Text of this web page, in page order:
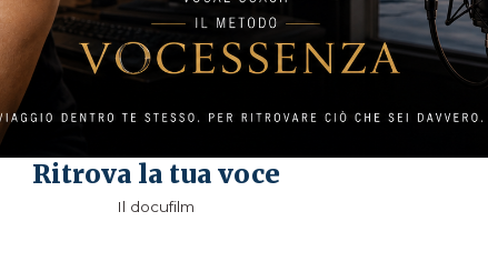
Ritrova la tua voce
Il docufilm